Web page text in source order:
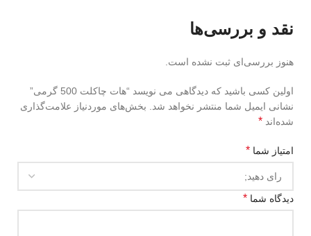
نقد و بررسی‌ها
هنوز بررسی‌ای ثبت نشده است.
اولین کسی باشید که دیدگاهی می نویسد “هات چاکلت 500 گرمی”
نشانی ایمیل شما منتشر نخواهد شد.
بخش‌های موردنیاز علامت‌گذاری
شده‌اند *
امتیاز شما *
دیدگاه شما *